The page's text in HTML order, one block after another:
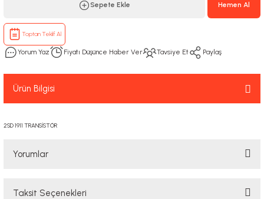
Sepete Ekle Hemen Al
Toptan Teklif Al
Yorum Yaz Fiyatı Düşünce Haber Ver Tavsiye Et Paylaş
Ürün Bilgisi
2SD 1911 TRANSİSTÖR
Yorumlar
Taksit Seçenekleri